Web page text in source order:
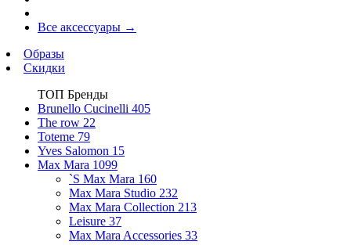
Все аксессуары →
Образы
Скидки
ТОП Бренды
Brunello Cucinelli 405
The row 22
Toteme 79
Yves Salomon 15
Max Mara 1099
`S Max Mara 160
Max Mara Studio 232
Max Mara Collection 213
Leisure 37
Max Mara Accessories 33